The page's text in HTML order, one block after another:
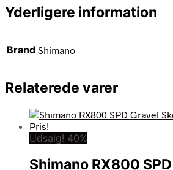
Yderligere information
Brand Shimano
Relaterede varer
Udsalg! 40%
Shimano RX800